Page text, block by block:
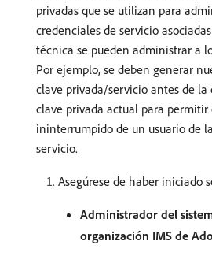
privadas que se utilizan para
credenciales de servicio
técnica se pueden administrar a
Por ejemplo, se deben generar
clave privada/servicio antes de la
clave privada actual para permitir
ininterrumpido de un usuario de
servicio.
Asegúrese de haber iniciado
Administrador del
organización IMS de